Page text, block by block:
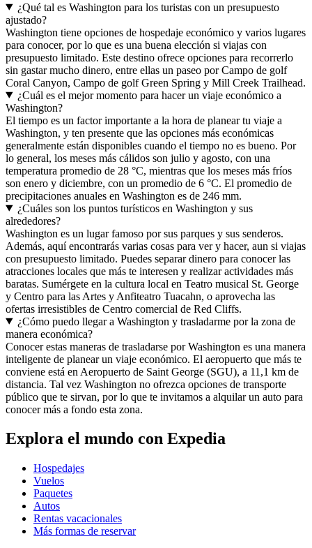
¿Qué tal es Washington para los turistas con un presupuesto
ajustado?
Washington tiene opciones de hospedaje económico y varios lugares
para conocer, por lo que es una buena elección si viajas con
presupuesto limitado. Este destino ofrece opciones para recorrerlo
sin gastar mucho dinero, entre ellas un paseo por Campo de golf
Coral Canyon, Campo de golf Green Spring y Mill Creek Trailhead.
¿Cuál es el mejor momento para hacer un viaje económico a
Washington?
El tiempo es un factor importante a la hora de planear tu viaje a
Washington, y ten presente que las opciones más económicas
generalmente están disponibles cuando el tiempo no es bueno. Por
lo general, los meses más cálidos son julio y agosto, con una
temperatura promedio de 28 °C, mientras que los meses más fríos
son enero y diciembre, con un promedio de 6 °C. El promedio de
precipitaciones anuales en Washington es de 246 mm.
¿Cuáles son los puntos turísticos en Washington y sus
alrededores?
Washington es un lugar famoso por sus parques y sus senderos.
Además, aquí encontrarás varias cosas para ver y hacer, aun si viajas
con presupuesto limitado. Puedes separar dinero para conocer las
atracciones locales que más te interesen y realizar actividades más
baratas. Sumérgete en la cultura local en Teatro musical St. George
y Centro para las Artes y Anfiteatro Tuacahn, o aprovecha las
ofertas irresistibles de Centro comercial de Red Cliffs.
¿Cómo puedo llegar a Washington y trasladarme por la zona de
manera económica?
Conocer estas maneras de trasladarse por Washington es una manera
inteligente de planear un viaje económico. El aeropuerto que más te
conviene está en Aeropuerto de Saint George (SGU), a 11,1 km de
distancia. Tal vez Washington no ofrezca opciones de transporte
público que te sirvan, por lo que te invitamos a alquilar un auto para
conocer más a fondo esta zona.
Explora el mundo con Expedia
Hospedajes
Vuelos
Paquetes
Autos
Rentas vacacionales
Más formas de reservar